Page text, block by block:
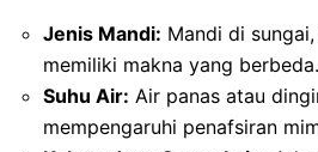
Jenis Mandi: Mandi di
memiliki makna yang berbeda.
Suhu Air: Air panas atau
mempengaruhi penafsiran